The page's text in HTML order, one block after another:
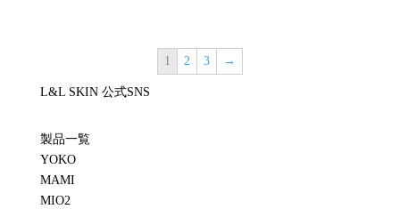
1 2 3 →
L&L SKIN 公式SNS
製品一覧
YOKO
MAMI
MIO2